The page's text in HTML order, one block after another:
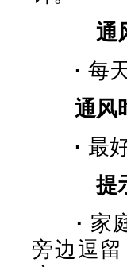
通
· 每
通风
· 最
提
· 家
旁边逗